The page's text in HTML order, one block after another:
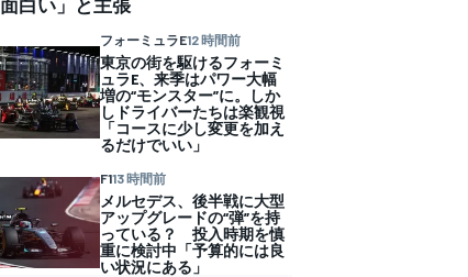
フォーミュラE12 時間前
東京の街を駆けるフォーミ
ュラE、来季はパワー大幅
増の“モンスター”に。しか
しドライバーたちは楽観視
「コースに少し変更を加え
るだけでいい」
F113 時間前
メルセデス、後半戦に大型
アップグレードの“弾”を持
っている？ 投入時期を慎
重に検討中「予算的には良
い状況にある」